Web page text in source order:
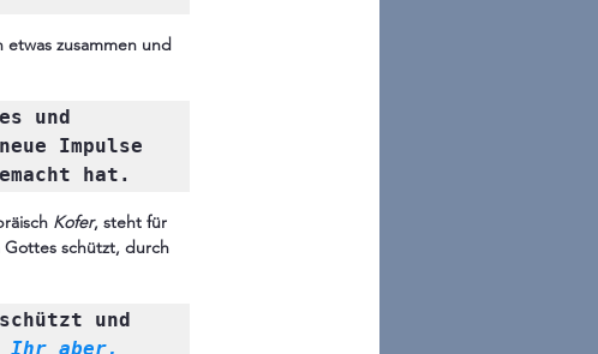
zusammen und
und
Impulse
hat.
Kofer, steht für
Gottes schützt, durch
und
Ihr aber,